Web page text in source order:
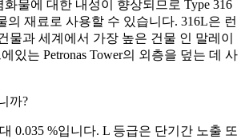
물에 대한 내성이 향상되므로 Type 316
의 재료로 사용할 수 있습니다. 316L은 런
물과 세계에서 가장 높은 건물 인 말레이
있는 Petronas Tower의 외층을 덮는 데 사
까?
0.035 %입니다. L 등급은 단기간 노출 또